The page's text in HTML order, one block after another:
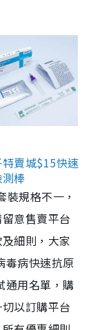
賣城$15快速
棒
規格不一，
意售賣平台
細則，大家
毒病快速抗原
通用名單，購
以訂購平台